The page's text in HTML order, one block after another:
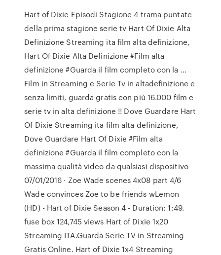
Hart of Dixie Episodi Stagione 4 trama puntate
della prima stagione serie tv Hart Of Dixie Alta
Definizione Streaming ita film alta definizione,
Hart Of Dixie Alta Definizione #Film alta
definizione #Guarda il film completo con la …
Film in Streaming e Serie Tv in altadefinizione e
senza limiti, guarda gratis con più 16.000 film e
serie tv in alta definizione !! Dove Guardare Hart
Of Dixie Streaming ita film alta definizione,
Dove Guardare Hart Of Dixie #Film alta
definizione #Guarda il film completo con la
massima qualità video da qualsiasi dispositivo
07/01/2016 · Zoe Wade scenes 4x08 part 4/6
Wade convinces Zoe to be friends wLemon
(HD) - Hart of Dixie Season 4 - Duration: 1:49.
fuse box 124,745 views Hart of Dixie 1x20
Streaming ITA.Guarda Serie TV in Streaming
Gratis Online. Hart of Dixie 1x4 Streaming